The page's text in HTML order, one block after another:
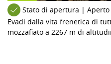
Stato di apertura | Aperto
Evadi dalla vita frenetica di
mozzafiato a 2267 m di